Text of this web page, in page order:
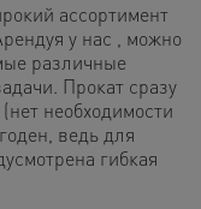
ассортимент
у нас , можно
различные
Прокат сразу
необходимости
ведь для
гибкая